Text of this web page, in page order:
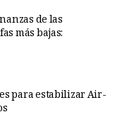
de las
más bajas:
para estabilizar Air-